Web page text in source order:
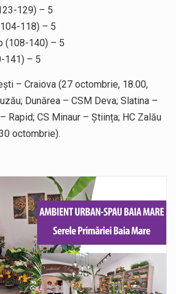
129) – 5
118) – 5
(108-140) – 5
141) – 5
– Craiova (27 octombrie, 18.00,
Dunărea – CSM Deva; Slatina –
Rapid; CS Minaur – Știința; HC Zalău
octombrie).